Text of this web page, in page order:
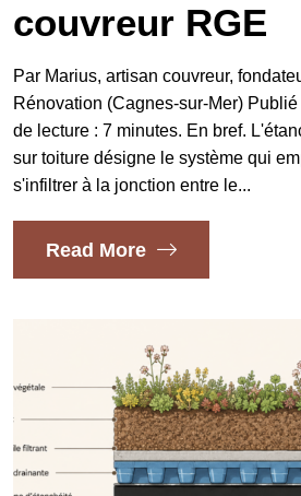
couvreur RGE
Par Marius, artisan couvreur,
Rénovation (Cagnes-sur-Mer)
de lecture : 7 minutes. En bref.
sur toiture désigne le système qui
s'infiltrer à la jonction entre le...
Read More